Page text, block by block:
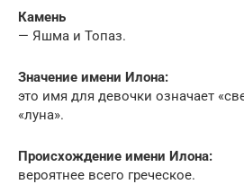
Камень
— Яшма и Топаз.
Значение имени Илона:
это имя для девочки означает
«луна».
Происхождение имени Илона:
вероятнее всего греческое.